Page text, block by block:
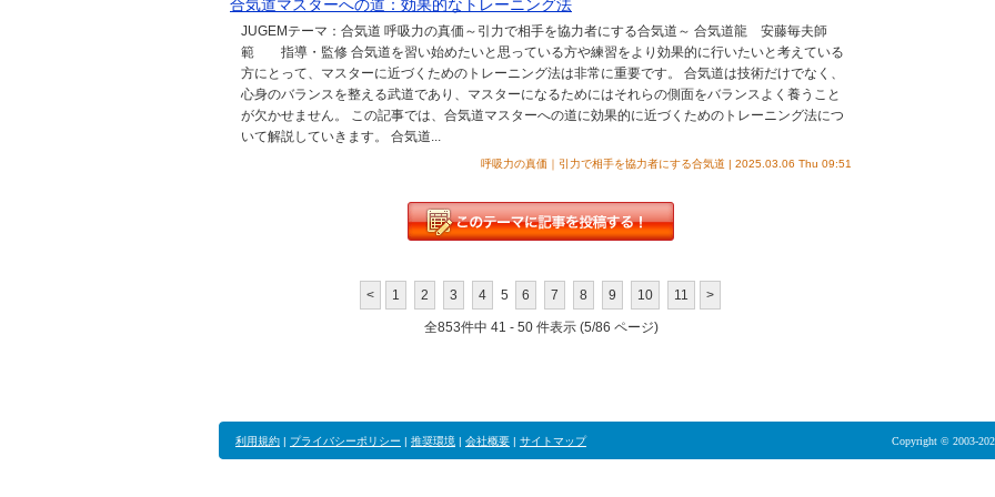
合気道マスターへの道：効果的なトレーニング法
JUGEMテーマ：合気道 呼吸力の真価～引力で相手を協力者にする合気道～ 合気道龍 安藤毎夫師
範 指導・監修 合気道を習い始めたいと思っている方や練習をより効果的に行いたいと考えている
方にとって、マスターに近づくためのトレーニング法は非常に重要です。 合気道は技術だけでなく、
心身のバランスを整える武道であり、マスターになるためにはそれらの側面をバランスよく養うこと
が欠かせません。 この記事では、合気道マスターへの道に効果的に近づくためのトレーニング法につ
いて解説していきます。 合気道...
呼吸力の真価｜引力で相手を協力者にする合気道 | 2025.03.06 Thu 09:51
< 1 2 3 4 5 6 7 8 9 10 11 >
全853件中 41 - 50 件表示 (5/86 ページ)
利用規約 | プライバシーポリシー | 推奨環境 | 会社概要 | サイトマップ Copyright © 2003-